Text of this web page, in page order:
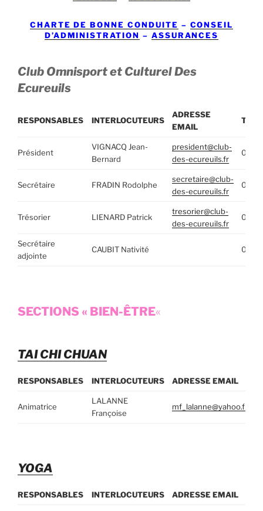
CHARTE DE BONNE CONDUITE – CONSEIL
D’ADMINISTRATION – ASSURANCES
Club Omnisport et Culturel Des
Ecureuils
RESPONSABLES INTERLOCUTEURS
ADRESSE
EMAIL
Président
VIGNACQ Jean-
Bernard
president@club-
des-ecureuils.fr
Secrétaire FRADIN Rodolphe
secretaire@club-
des-ecureuils.fr
Trésorier LIENARD Patrick
tresorier@club-
des-ecureuils.fr
Secrétaire
adjointe
CAUBIT Nativité
SECTIONS « BIEN-ÊTRE«
TAI CHI CHUAN
RESPONSABLES INTERLOCUTEURS ADRESSE EMAIL
Animatrice
LALANNE
Françoise
mf_lalanne@yahoo.fr
YOGA
RESPONSABLES INTERLOCUTEURS ADRESSE EMAIL